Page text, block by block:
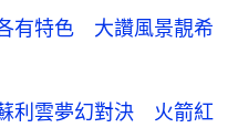
有特色 大讚風景靚希
利雲夢幻對決 火箭紅